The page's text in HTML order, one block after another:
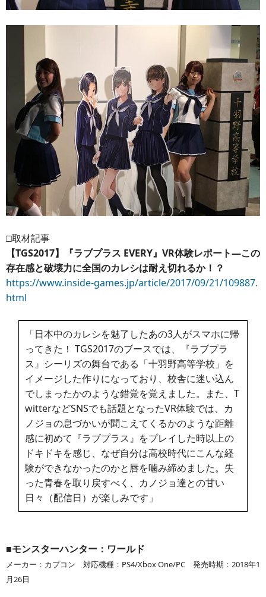
□取材記事
【TGS2017】『ラブプラス EVERY』VR体験レポート―この
存在感と破壊力に全国のカレシは耐え切れるか！？
https://www.inside-games.jp/article/2017/09/21/109887.
html
「日本中のカレシを魅了したあの3人がスマホに帰
ってきた！ TGS2017のブースでは、『ラブプラ
ス』シーリズの舞台である「十羽野高等学校」を
イメージした作りになっており、校舎に迷い込ん
でしまったかのような錯覚を覚えました。また、T
witterなどSNSでも話題となったVR体験では、カ
ノジョの息づかいが聞こえてくるかのような距離
感に初めて『ラブプラス』をプレイした時以上の
ドキドキを感じ、なぜ自分は高校時代にこんな経
験ができなかったのかと唇を噛み締めました。失
った青春を取り戻すべく、カノジョ達との甘い
日々（配信日）が楽しみです」
■モンスターハンター：ワールド
メーカー：カプコン 対応機種：PS4/Xbox One/PC 発売時期：2018年1
月26日